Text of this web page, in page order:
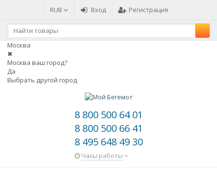
RUB Вход Регистрация
Москва
✖
Москва ваш город?
Да
Выбрать другой город
8 800 500 64 01
8 800 500 66 41
8 495 648 49 30
Часы работы